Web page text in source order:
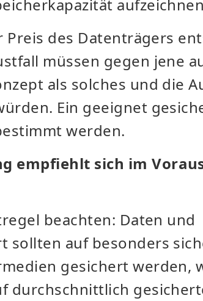
des Datenträgers
müssen gegen jene
als solches und die
Ein geeignet
werden.
empfiehlt sich im
beachten: Daten und
sollten auf besonders
gesichert werden,
durchschnittlich